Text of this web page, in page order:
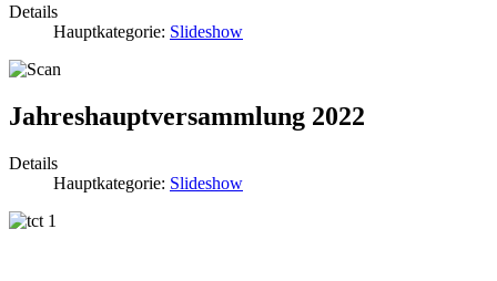
Details
Hauptkategorie: Slideshow
Jahreshauptversammlung 2022
Details
Hauptkategorie: Slideshow